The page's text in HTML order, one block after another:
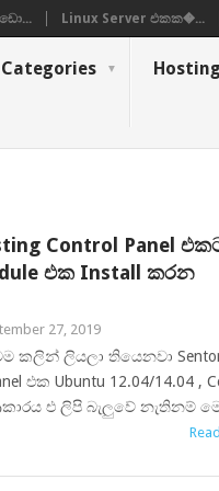
Linux Server එකක�...
Categories Hosting
Control Panel
එක Install කරන
27, 2019
කලින් ලියලා තියෙනවා
එක Ubuntu 12.04/14.04 ,
එ ලිපි බැලුවේ නැතිනම්